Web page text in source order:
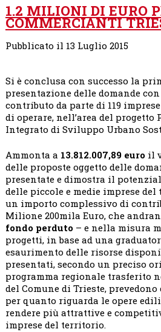
1.2 MILIONI DI EURO
COMMERCIANTI
Pubblicato il 13 Luglio 2015
Si è conclusa con successo la
presentazione delle domande
contributo da parte di 119
di operare, nell’area del progetto
Integrato di Sviluppo Urbano
Ammonta a 13.812.007,89 euro il
delle proposte oggetto delle
presentate e dimostra il
delle piccole e medie imprese
un importo complessivo di
Milione 200mila Euro, che
fondo perduto – e nella misura
progetti, in base ad una
esaurimento delle risorse
presentati, secondo un preciso
programma regionale trasferito
del Comune di Trieste,
per quanto riguarda le opere
rendere più attrattive e
imprese del territorio.